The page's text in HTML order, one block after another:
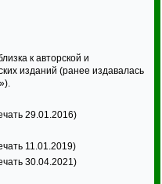
к авторской и
изданий (ранее издавалась
»).
29.01.2016)
11.01.2019)
30.04.2021)